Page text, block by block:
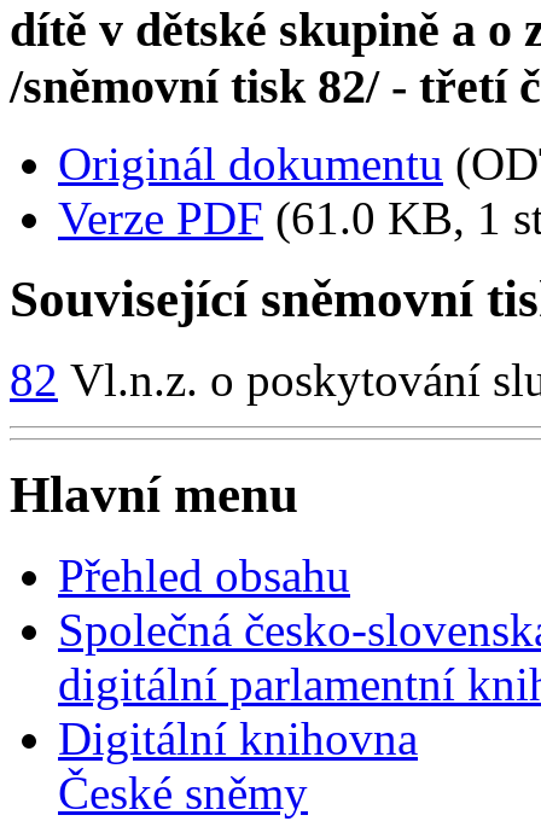
dítě v dětské skupině a o
/sněmovní tisk 82/ - třetí
Originál dokumentu
Verze PDF (61.0 KB, 1
Související sněmovní
82 Vl.n.z. o poskytování
Hlavní menu
Přehled obsahu
Společná česko-
digitální parlamentní
Digitální knihovna
České sněmy